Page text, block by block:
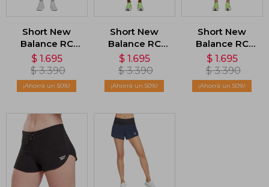
Short New
Balance RC
Seamless -
Rosado
$ 1.695
$ 3.390
50
Short New
Balance RC
Seamless -
Verde
$ 1.695
$ 3.390
50
Short New
Balance RC
Seamless -
Naranja
$ 1.695
$ 3.390
50